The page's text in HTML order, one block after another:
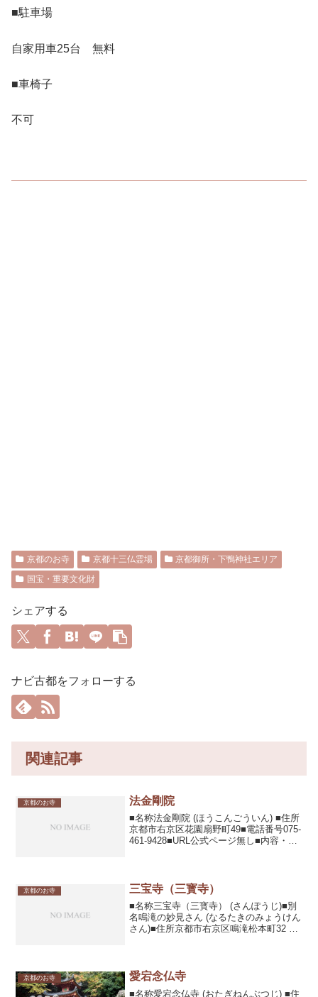
■駐車場
自家用車25台 無料
■車椅子
不可
京都のお寺 京都十三仏霊場
京都御所・下鴨神社エリア
国宝・重要文化財
シェアする
ナビ古都をフォローする
関連記事
京都のお寺 法金剛院
■名称法金剛院 (ほうこんごういん) ■住所
京都市右京区花園扇野町49■電話番号075-
461-9428■URL公式ページ無し■内容・見
京都のお寺 三宝寺（三寳寺）
■名称三宝寺（三寳寺） (さんぽうじ)■別
名鳴滝の妙見さん (なるたきのみょうけん
さん)■住所京都市右京区鳴滝松本町32 ■
京都のお寺 愛宕念仏寺
■名称愛宕念仏寺 (おたぎねんぶつじ) ■住